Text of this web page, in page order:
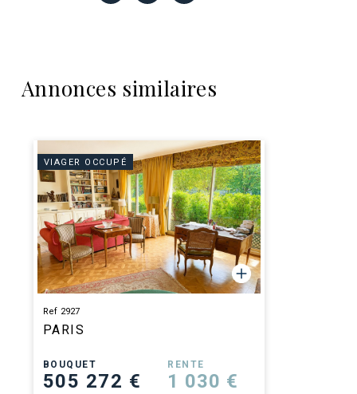
Annonces similaires
VIAGER OCCUPÉ
Ref 2927
PARIS
BOUQUET
505 272 €
RENTE
1 030 €